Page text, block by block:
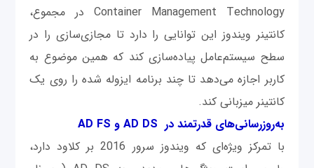
Container Management Technology در مجموع،
کانتینر ویندوز این‌ توانایی را دارد تا مجازی‌سازی را در
سطح سیستم‌عامل پیاده‌سازی کند که همین موضوع به
کاربر اجازه می‌دهد تا چند برنامه ایزوله شده را روی یک
کانتینر میزبانی کند.
به‌روزرسانی‌های قدرتمند در AD DS و AD FS
با تمرکز ویژه‌ای که ویندوز سرور 2016 بر کلاود دارد،